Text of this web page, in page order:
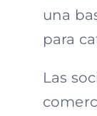
una
para
Las